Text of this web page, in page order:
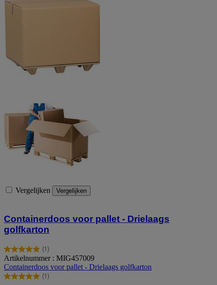
Vergelijken Vergelijken
Containerdoos voor pallet - Drielaags
golfkarton
(1)
5.0
van
de
5
Artikelnummer : MIG457009
Containerdoos voor pallet - Drielaags golfkarton
(1)
5.0